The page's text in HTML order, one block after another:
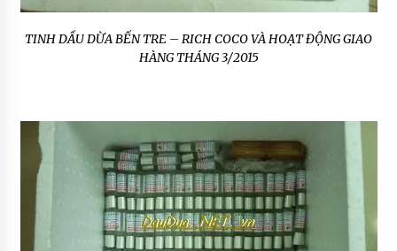
TINH DẦU DỪA BẾN TRE – RICH COCO VÀ HOẠT ĐỘNG GIAO
HÀNG THÁNG 3/2015